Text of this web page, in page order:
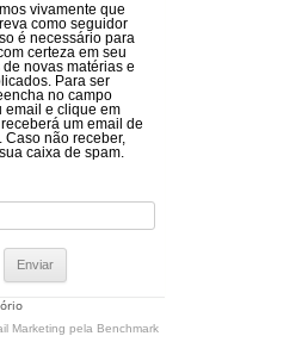
vivamente que
como seguidor
é necessário para
certeza em seu
novas matérias e
Para ser
no campo
email e clique em
um email de
Caso não receber,
caixa de spam.
Marketing pela Benchmark